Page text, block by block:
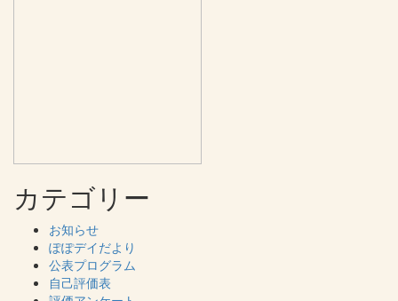
カテゴリー
お知らせ
ぽぽデイだより
公表プログラム
自己評価表